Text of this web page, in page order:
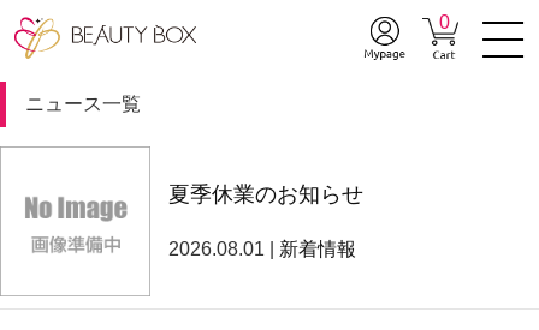
0
ニュース一覧
夏季休業のお知らせ
2026.08.01 | 新着情報